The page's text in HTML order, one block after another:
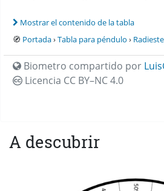
Mostrar el contenido de la tabla
🧭 Portada›Tabla para péndulo ›
Biometro compartido por
Licencia CC BY–NC 4.0
A descubrir